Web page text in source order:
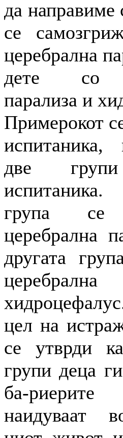
да направиме
се
церебрална
дете со
парализа и
Примерокот
две
група
церебрална
другата
цел на
се утврди
групи деца
ба-
наидуваат